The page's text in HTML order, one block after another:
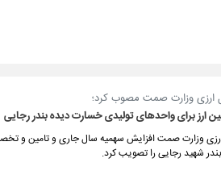
ارزی وزارت صمت مصوب کرد؛
ارز برای واحدهای تولیدی خسارت دیده بندر رجایی
وزارت صمت افزایش سهمیه سال جاری و تامین و
شهید رجایی را تصویب کرد.